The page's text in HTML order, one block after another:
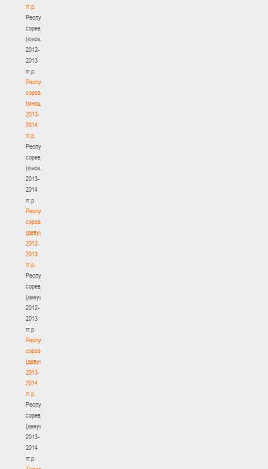
гг.р.
Республиканские
соревнования
(юноши)
2012-
2013
гг.р.
Республиканские
соревнования
(юноши)
2013-
2014
гг.р.
Республиканские
соревнования
(юноши)
2013-
2014
гг.р.
Республиканские
соревнования
(девушки)
2012-
2013
гг.р.
Республиканские
соревнования
(девушки)
2012-
2013
гг.р.
Республиканские
соревнования
(девушки)
2013-
2014
гг.р.
Республиканские
соревнования
(девушки)
2013-
2014
гг.р.